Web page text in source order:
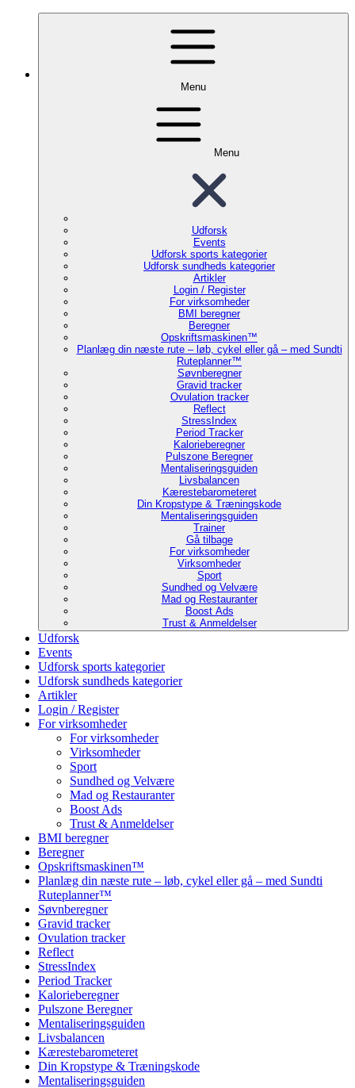
Menu
Menu
Udforsk
Events
Udforsk sports kategorier
Udforsk sundheds kategorier
Artikler
Login / Register
For virksomheder
BMI beregner
Beregner
Opskriftsmaskinen™
Planlæg din næste rute – løb, cykel eller gå – med Sundti
Ruteplanner™
Søvnberegner
Gravid tracker
Ovulation tracker
Reflect
StressIndex
Period Tracker
Kalorieberegner
Pulszone Beregner
Mentaliseringsguiden
Livsbalancen
Kærestebarometeret
Din Kropstype & Træningskode
Mentaliseringsguiden
Trainer
Gå tilbage
For virksomheder
Virksomheder
Sport
Sundhed og Velvære
Mad og Restauranter
Boost Ads
Trust & Anmeldelser
Udforsk
Events
Udforsk sports kategorier
Udforsk sundheds kategorier
Artikler
Login / Register
For virksomheder
For virksomheder
Virksomheder
Sport
Sundhed og Velvære
Mad og Restauranter
Boost Ads
Trust & Anmeldelser
BMI beregner
Beregner
Opskriftsmaskinen™
Planlæg din næste rute – løb, cykel eller gå – med Sundti
Ruteplanner™
Søvnberegner
Gravid tracker
Ovulation tracker
Reflect
StressIndex
Period Tracker
Kalorieberegner
Pulszone Beregner
Mentaliseringsguiden
Livsbalancen
Kærestebarometeret
Din Kropstype & Træningskode
Mentaliseringsguiden